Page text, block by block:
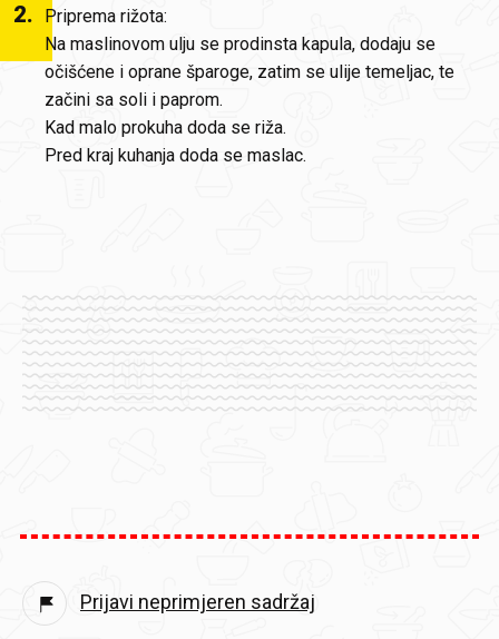
2.
Priprema rižota:
Na maslinovom ulju se prodinsta kapula, dodaju se
očišćene i oprane šparoge, zatim se ulije temeljac, te
začini sa soli i paprom.
Kad malo prokuha doda se riža.
Pred kraj kuhanja doda se maslac.
Prijavi neprimjeren sadržaj